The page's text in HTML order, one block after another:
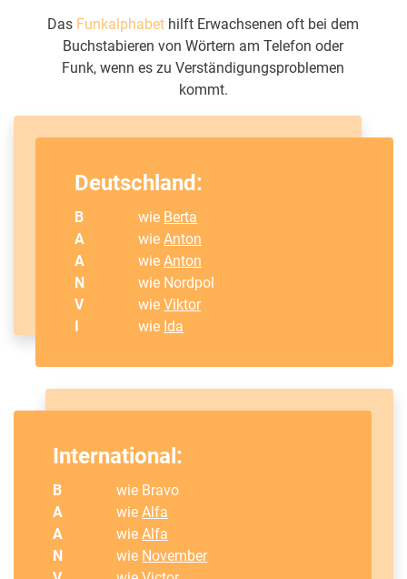
Das Funkalphabet hilft Erwachsenen oft bei dem
Buchstabieren von Wörtern am Telefon oder
Funk, wenn es zu Verständigungsproblemen
kommt.
Deutschland:
B wie Berta
A
wieAnton
A
wieAnton
N
wie Nordpol
V
wieViktor
I
wie Ida
International:
B
wie Bravo
A
wieAlfa
A
wieAlfa
N
wie November